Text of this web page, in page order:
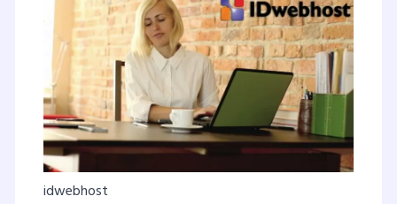
idwebhost